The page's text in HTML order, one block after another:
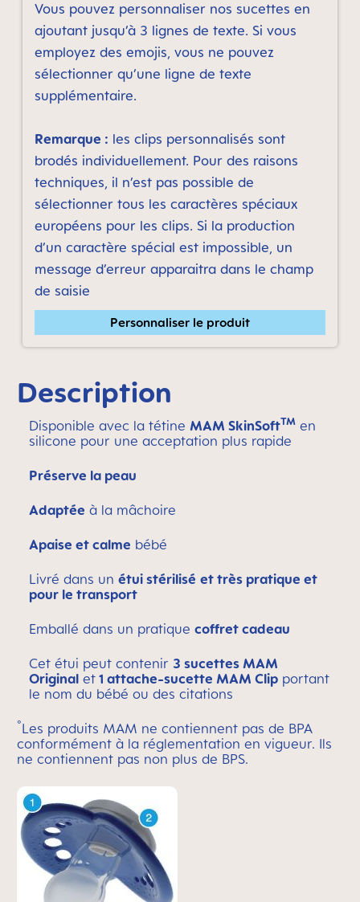
Vous pouvez personnaliser nos sucettes en
ajoutant jusqu’à 3 lignes de texte. Si vous
employez des emojis, vous ne pouvez
sélectionner qu’une ligne de texte
supplémentaire.
Remarque : les clips personnalisés sont
brodés individuellement. Pour des raisons
techniques, il n’est pas possible de
sélectionner tous les caractères spéciaux
européens pour les clips. Si la production
d’un caractère spécial est impossible, un
message d’erreur apparaitra dans le champ
de saisie
Personnaliser le produit
Description
Disponible avec la tétine MAM SkinSoftTM en
silicone pour une acceptation plus rapide
Préserve la peau
Adaptée à la mâchoire
Apaise et calme bébé
Livré dans un étui stérilisé et très pratique et
pour le transport
Emballé dans un pratique coffret cadeau
Cet étui peut contenir 3 sucettes MAM
Original et 1 attache-sucette MAM Clip portant
le nom du bébé ou des citations
°Les produits MAM ne contiennent pas de BPA
conformément à la réglementation en vigueur. Ils
ne contiennent pas non plus de BPS.